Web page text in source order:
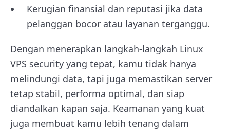
Kerugian finansial dan reputasi jika data
pelanggan bocor atau layanan terganggu.
Dengan menerapkan langkah-langkah Linux
VPS security yang tepat, kamu tidak hanya
melindungi data, tapi juga memastikan server
tetap stabil, performa optimal, dan siap
diandalkan kapan saja. Keamanan yang kuat
juga membuat kamu lebih tenang dalam